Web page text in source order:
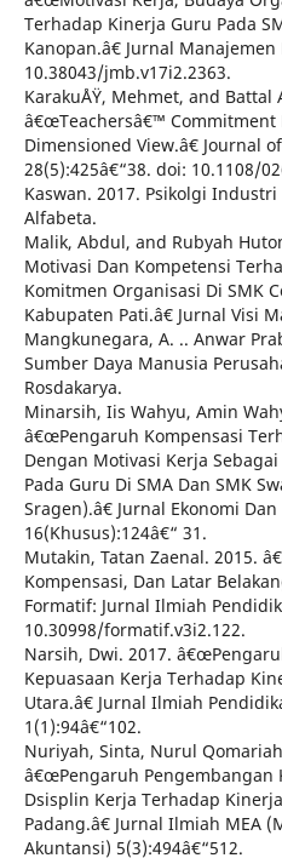
Terhadap Kinerja Guru Pada
Kanopan.â€ Jurnal
10.38043/jmb.v17i2.2363.
KarakuÅŸ, Mehmet, and Battal
â€œTeachersâ€™ Commitment
Dimensioned View.â€ Journal
28(5):425â€“38. doi: 10.1108/
Kaswan. 2017. Psikolgi
Alfabeta.
Malik, Abdul, and Rubyah
Motivasi Dan Kompetensi
Komitmen Organisasi Di SMK
Kabupaten Pati.â€ Jurnal Visi
Mangkunegara, A. .. Anwar
Sumber Daya Manusia
Rosdakarya.
Minarsih, Iis Wahyu, Amin
â€œPengaruh Kompensasi
Dengan Motivasi Kerja
Pada Guru Di SMA Dan SMK
Sragen).â€ Jurnal Ekonomi
16(Khusus):124â€“ 31.
Mutakin, Tatan Zaenal. 2015.
Kompensasi, Dan Latar
Formatif: Jurnal Ilmiah
10.30998/formatif.v3i2.122.
Narsih, Dwi. 2017.
Kepuasaan Kerja Terhadap
Utara.â€ Jurnal Ilmiah
1(1):94â€“102.
Nuriyah, Sinta, Nurul
â€œPengaruh Pengembangan
Dsisplin Kerja Terhadap
Padang.â€ Jurnal Ilmiah MEA
Akuntansi) 5(3):494â€“512.